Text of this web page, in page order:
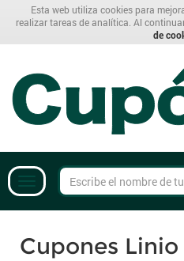
Esta web utiliza cookies para
realizar tareas de analítica. Al
de
Cupones Linio